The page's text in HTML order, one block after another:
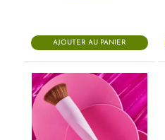
AJOUTER AU PANIER